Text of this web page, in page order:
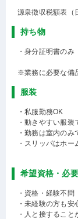
源泉徴収税額表（
持ち物
・身分証明書のみ
※業務に必要な備
服装
・私服勤務OK
・動きやすい服
・勤務は室内のみ
・スリッパはホ
希望資格・必
・資格・経験不問
・未経験の方も
・人と接すること